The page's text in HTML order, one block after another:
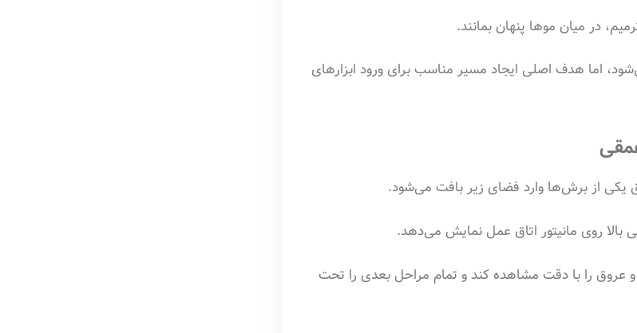
در میان موها پنهان بمانند.
اما هدف اصلی ایجاد مسیر مناسب برای ورود ابزارهای
یکی از برش‌ها وارد فضای زیر بافت می‌شود.
بالا روی مانیتور اتاق عمل نمایش می‌دهد.
عروق را با دقت مشاهده کند و تمام مراحل بعدی را تحت